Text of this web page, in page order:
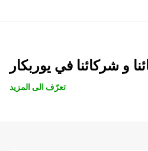
و شركائنا في يوربكار
تعرّف الى المزيد